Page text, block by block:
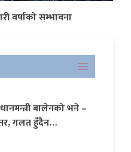
वर्षाको सम्भावना
बालेनको भने –
गलत हुँदैन…